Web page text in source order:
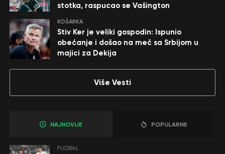
stotka, raspucao se Vašington
KOŠARKA
Stiv Ker je veliki gospodin: Ispunio
obećanje i došao na meč sa Srbijom u
majici za Dekija
Više Vesti
NAJNOVIJE POPULARNE
FUDBAL